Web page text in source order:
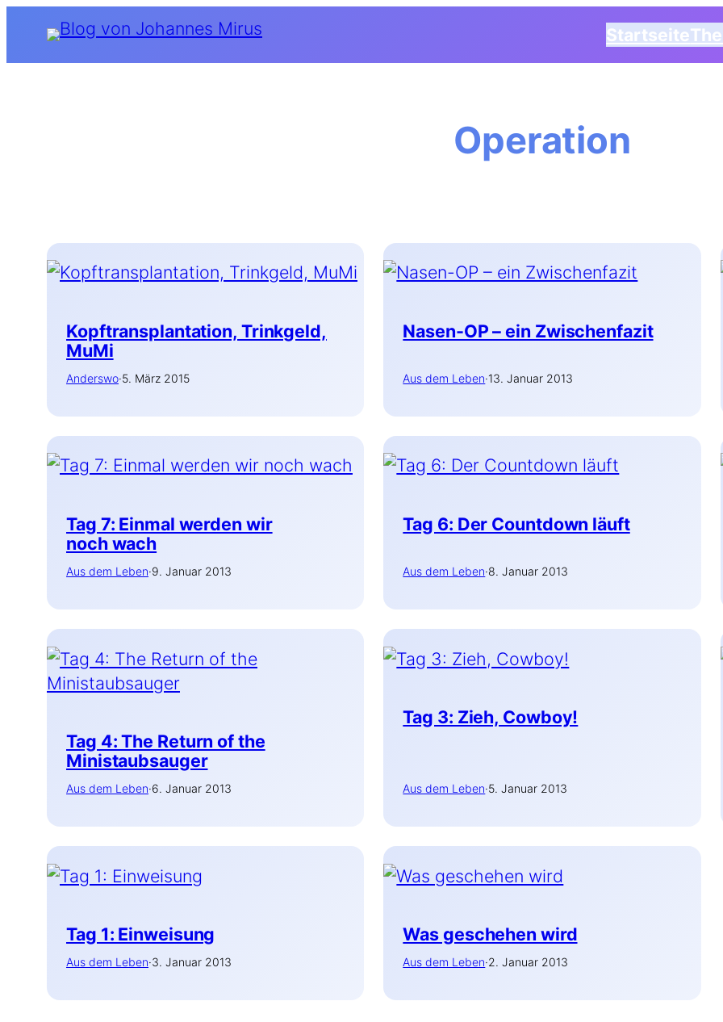
Inhalt
springen
Startseite
Operation
Kopftransplantation, Trinkgeld,
MuMi
Anderswo·5. März 2015
Nasen-OP – ein Zwischenfazit
Aus dem Leben·13. Januar 2013
Tag 7: Einmal werden wir
noch wach
Aus dem Leben·9. Januar 2013
Tag 6: Der Countdown läuft
Aus dem Leben·8. Januar 2013
Tag 4: The Return of the
Ministaubsauger
Aus dem Leben·6. Januar 2013
Tag 3: Zieh, Cowboy!
Aus dem Leben·5. Januar 2013
Tag 1: Einweisung
Aus dem Leben·3. Januar 2013
Was geschehen wird
Aus dem Leben·2. Januar 2013